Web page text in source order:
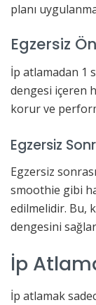
planı
Egzersiz
İp atlamadan 1
dengesi içeren
korur ve
Egzersiz
Egzersiz
smoothie gibi
edilmelidir. Bu,
dengesini
İp
İp atlamak